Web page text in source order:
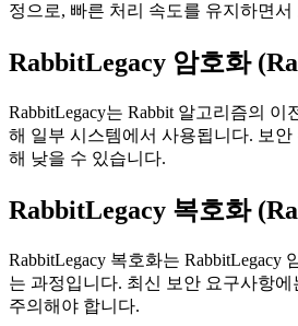
정으로, 빠른 처리 속도를 유지하면
RabbitLegacy 암호화
RabbitLegacy는 Rabbit 알고리즘의 이
해 일부 시스템에서 사용됩니다. 보안
해 낮을 수 있습니다.
RabbitLegacy 복호화
RabbitLegacy 복호화는 RabbitLegacy
는 과정입니다. 최신 보안 요구사항에
주의해야 합니다.